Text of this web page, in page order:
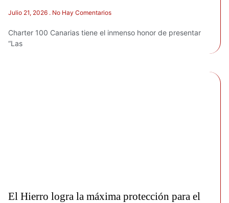
Julio 21, 2026 No Hay Comentarios
Charter 100 Canarias tiene el inmenso honor de presentar
“Las
El Hierro logra la máxima protección para el